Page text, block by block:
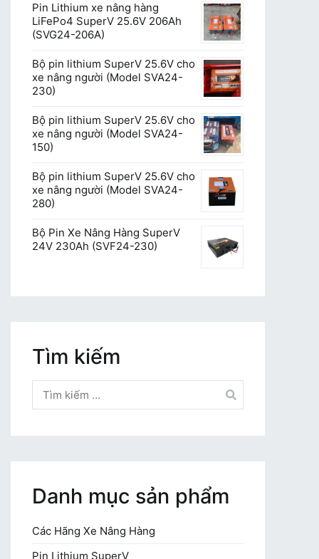
Pin Lithium xe nâng hàng
LiFePo4 SuperV 25.6V 206Ah
(SVG24-206A)
Bộ pin lithium SuperV 25.6V cho
xe nâng người (Model SVA24-
230)
Bộ pin lithium SuperV 25.6V cho
xe nâng người (Model SVA24-
150)
Bộ pin lithium SuperV 25.6V cho
xe nâng người (Model SVA24-
280)
Bộ Pin Xe Nâng Hàng SuperV
24V 230Ah (SVF24-230)
Tìm kiếm
kiếm
cho:
Danh mục sản phẩm
Các Hãng Xe Nâng Hàng
Pin Lithium SuperV